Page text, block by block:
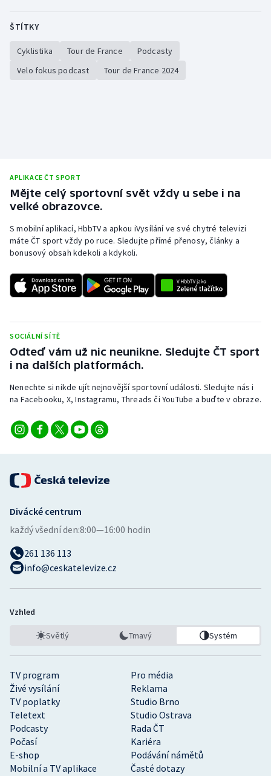
Plážový volejbal
Short track
Sportovní střelba
Stolní tenis
Triatlon
Veslování
Vodní slalom
Volejbal
Ostatní
ŠTÍTKY
Cyklistika Tour de France
Podcasty
Velo fokus podcast
Tour de France 2024
APLIKACE ČT SPORT
Mějte celý sportovní svět vždy u sebe i na
velké obrazovce.
S mobilní aplikací, HbbTV a apkou iVysílání ve své chytré televizi
máte ČT sport vždy po ruce. Sledujte přímé přenosy, články a
bonusový obsah kdekoli a kdykoli.
SOCIÁLNÍ SÍTĚ
Odteď vám už nic neunikne. Sledujte ČT sport
i na dalších platformách.
Nenechte si nikde ujít nejnovější sportovní události. Sledujte nás i
na Facebooku, X, Instagramu, Threads či YouTube a buďte v obraze.
TV program
Pro média
Živé vysílání
Reklama
TV poplatky
Studio Brno
Teletext
Studio Ostrava
Podcasty
Rada ČT
Počasí
Kariéra
E-shop
Podávání námětů
Mobilní a TV aplikace
Časté dotazy
Divácké centrum
každý všední den:8:00—16:00 hodin
261 136 113
info@ceskatelevize.cz
Vzhled
Světlý Tmavý Systém